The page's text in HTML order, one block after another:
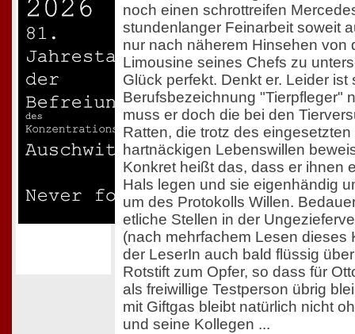
noch einen schrottreifen
stundenlanger Feinarbeit soweit
nur nach näherem Hinsehen von
Limousine seines Chefs zu
Glück perfekt. Denkt er. Leider ist
Berufsbezeichnung "Tierpfleger"
muss er doch die bei den
Ratten, die trotz des
hartnäckigen Lebenswillen
Konkret heißt das, dass er ihnen
Hals legen und sie eigenhändig
um des Protokolls Willen.
etliche Stellen in der
(nach mehrfachem Lesen dieses
der LeserIn auch bald flüssig
Rotstift zum Opfer, so dass für
als freiwillige Testperson übrig
mit Giftgas bleibt natürlich nicht
und seine Kollegen ...